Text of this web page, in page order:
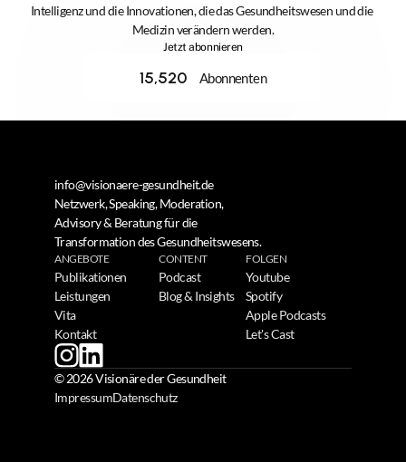
Intelligenz und die Innovationen, die das Gesundheitswesen und die
Medizin verändern werden.
Jetzt abonnieren
15,520 Abonnenten
info@visionaere-gesundheit.de
Netzwerk, Speaking, Moderation,
Advisory & Beratung für die
Transformation des Gesundheitswesens.
ANGEBOTE
Publikationen
Leistungen
Vita
Kontakt
CONTENT
Podcast
Blog & Insights
FOLGEN
Youtube
Spotify
Apple Podcasts
Let's Cast
© 2026 Visionäre der Gesundheit
ImpressumDatenschutz